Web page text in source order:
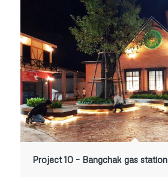
Project 10 – Bangchak gas station